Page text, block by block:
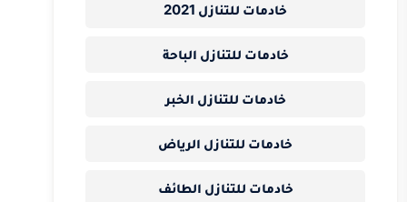
خادمات للتنازل 2021
خادمات للتنازل الباحة
خادمات للتنازل الخبر
خادمات للتنازل الرياض
خادمات للتنازل الطائف